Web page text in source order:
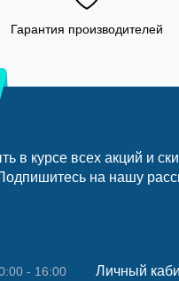
Гарантия производителей
в курсе всех акций и
на нашу
- 16:00 Личный